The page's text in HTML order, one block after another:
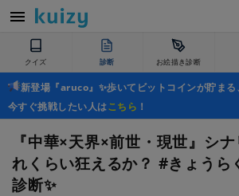
クイズ 診断 お絵描き診断
新登場『aruco』✨歩いてビットコインが貯まる
今すぐ挑戦したい人はこちら ！
『中華×天界×前世・現世』シ
れくらい狂えるか？ #きょうら
診断✨